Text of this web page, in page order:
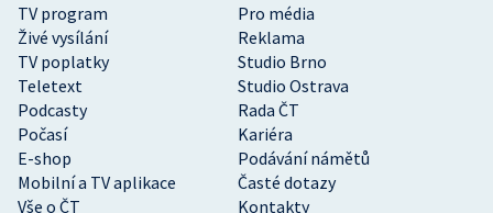
TV program
Pro média
Živé vysílání
Reklama
TV poplatky
Studio Brno
Teletext
Studio Ostrava
Podcasty
Rada ČT
Počasí
Kariéra
E-shop
Podávání námětů
Mobilní a TV aplikace
Časté dotazy
Vše o ČT
Kontakty